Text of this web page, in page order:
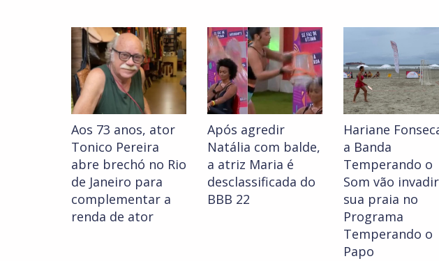
Aos 73 anos, ator
Tonico Pereira
abre brechó no Rio
de Janeiro para
complementar a
renda de ator
Após agredir
Natália com balde,
a atriz Maria é
desclassificada do
BBB 22
Hariane
a Banda
Temperando o
Som vão
sua praia no
Programa
Temperando o
Papo